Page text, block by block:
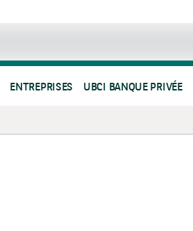
ENTREPRISES UBCI BANQUE PRIVÉE